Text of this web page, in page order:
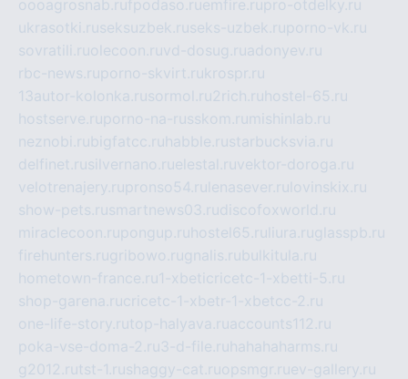
oooagrosnab.rufpodaso.ruemfire.rupro-otdelky.ru
ukrasotki.ruseksuzbek.ruseks-uzbek.ruporno-vk.ru
sovratili.ruolecoon.ruvd-dosug.ruadonyev.ru
rbc-news.ruporno-skvirt.rukrospr.ru
13autor-kolonka.rusormol.ru2rich.ru hostel-65.ru
hostserve.ruporno-na-russkom.ru mishinlab.ru
neznobi.rubigfatcc.ru habble.rustarbucksvia.ru
delfinet.rusilvernano.ruelestal.ruvektor-doroga.ru
velotrenajery.rupronso54.ru lenasever.ru lovinskix.ru
show-pets.rusmartnews03.rudiscofoxworld.ru
miraclecoon.rupongup.ru hostel65.ru liura.ruglasspb.ru
firehunters.rugribowo.rugnalis.rubulkitula.ru
hometown-france.ru1-xbeticricetc-1-xbetti-5.ru
shop-garena.rucricetc-1-xbetr-1-xbetcc-2.ru
one-life-story.rutop-halyava.ruaccounts112.ru
poka-vse-doma-2.ru3-d-file.ru hahahaharms.ru
g2012.rutst-1.rushaggy-cat.ruopsmgr.ruev-gallery.ru